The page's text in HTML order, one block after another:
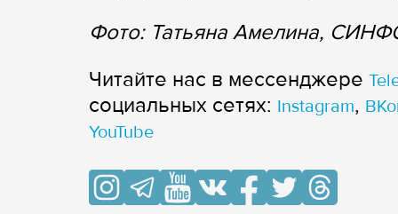
Фото: Татьяна Амелина,
Читайте нас в мессенджере
cоциальных сетях: Instagram,
YouTube